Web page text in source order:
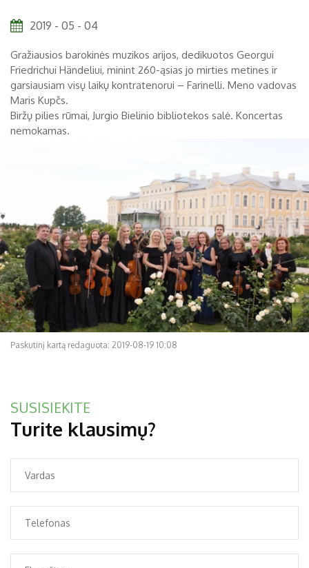
Etnografija
Biržų tvirtovės arsenalas
2
4 5 6 7 8
9
10
11 12 13 14 15
16
17
18 19 20 21 22
23
24
25 26 27 28 29
30
31
2019 - 05 - 04
Gražiausios barokinės muzikos arijos, dedikuotos Georgui
Friedrichui Händeliui, minint 260-ąsias jo mirties metines ir
garsiausiam visų laikų kontratenorui – Farinelli. Meno vadovas
Maris Kupčs.
Biržų pilies rūmai, Jurgio Bielinio bibliotekos salė. Koncertas
nemokamas.
Paskutinį kartą redaguota: 2019-08-19 10:08
SUSISIEKITE
Turite klausimų?